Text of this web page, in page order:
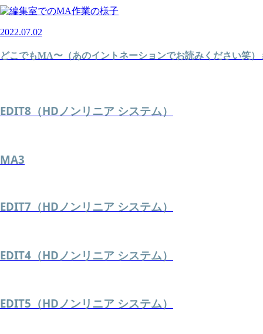
2022.07.02
どこでもMA〜（あのイントネーションでお読みください笑）
EDIT8（HDノンリニア システム）
MA3
EDIT7（HDノンリニア システム）
EDIT4（HDノンリニア システム）
EDIT5（HDノンリニア システム）